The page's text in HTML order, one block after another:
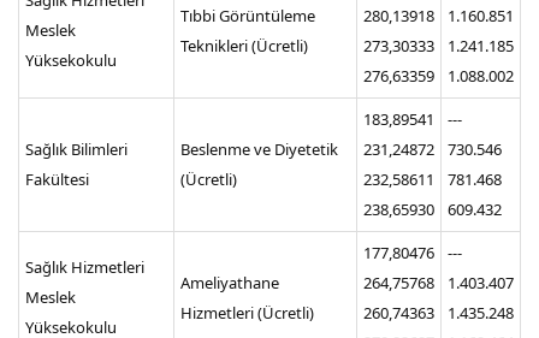
Meslek
Yüksekokulu
Tıbbi Görüntüleme
Teknikleri (Ücretli)
280,13918
273,30333
276,63359
1.160.851
1.241.185
1.088.002
Sağlık Bilimleri
Fakültesi
Beslenme ve Diyetetik
(Ücretli)
183,89541
231,24872
232,58611
238,65930
---
730.546
781.468
609.432
Sağlık Hizmetleri
Meslek
Yüksekokulu
Ameliyathane
Hizmetleri (Ücretli)
177,80476
264,75768
260,74363
---
1.403.407
1.435.248